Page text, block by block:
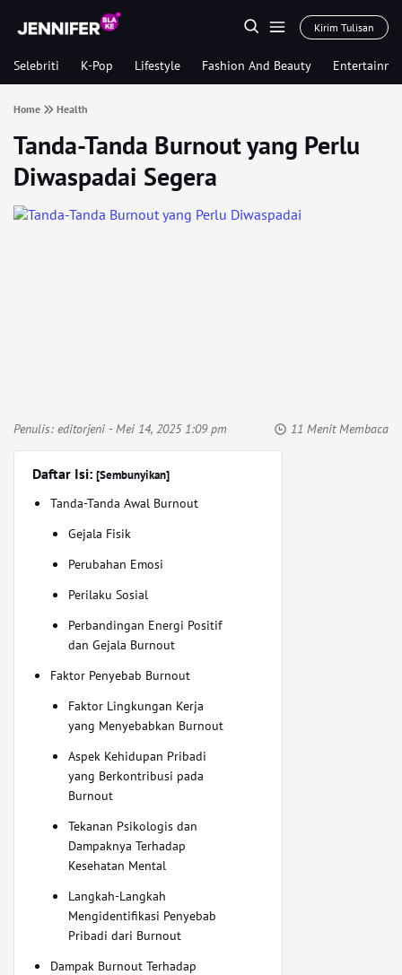
Kirim Tulisan
Selebriti K-Pop Lifestyle Fashion And Beauty
Home Health
Tanda-Tanda Burnout yang Perlu
Diwaspadai Segera
Penulis: editorjeni - Mei 14, 2025 1:09 pm 11 Menit Membaca
Daftar Isi: [Sembunyikan]
Tanda-Tanda Awal Burnout
Gejala Fisik
Perubahan Emosi
Perilaku Sosial
Perbandingan Energi Positif
dan Gejala Burnout
Faktor Penyebab Burnout
Faktor Lingkungan Kerja
yang Menyebabkan Burnout
Aspek Kehidupan Pribadi
yang Berkontribusi pada
Burnout
Tekanan Psikologis dan
Dampaknya Terhadap
Kesehatan Mental
Langkah-Langkah
Mengidentifikasi Penyebab
Pribadi dari Burnout
Dampak Burnout Terhadap